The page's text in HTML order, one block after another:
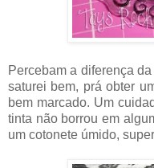
Percebam a diferença
saturei bem, prá obter
bem marcado. Um
tinta não borrou em
um cotonete úmido,